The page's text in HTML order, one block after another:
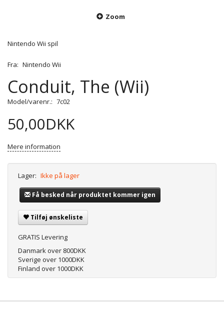
Zoom
Nintendo Wii spil
Fra: Nintendo Wii
Conduit, The (Wii)
Model/varenr.: 7c02
50,00DKK
Mere information
Lager: Ikke på lager
Få besked når produktet kommer igen
Tilføj ønskeliste
GRATIS Levering
Danmark over 800DKK
Sverige over 1000DKK
Finland over 1000DKK